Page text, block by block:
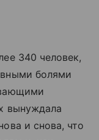
340 человек,
болями
вынуждала
и снова, что